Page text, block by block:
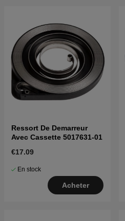
Ressort De Demarreur
Avec Cassette 5017631-01
€17.09
En stock
Acheter